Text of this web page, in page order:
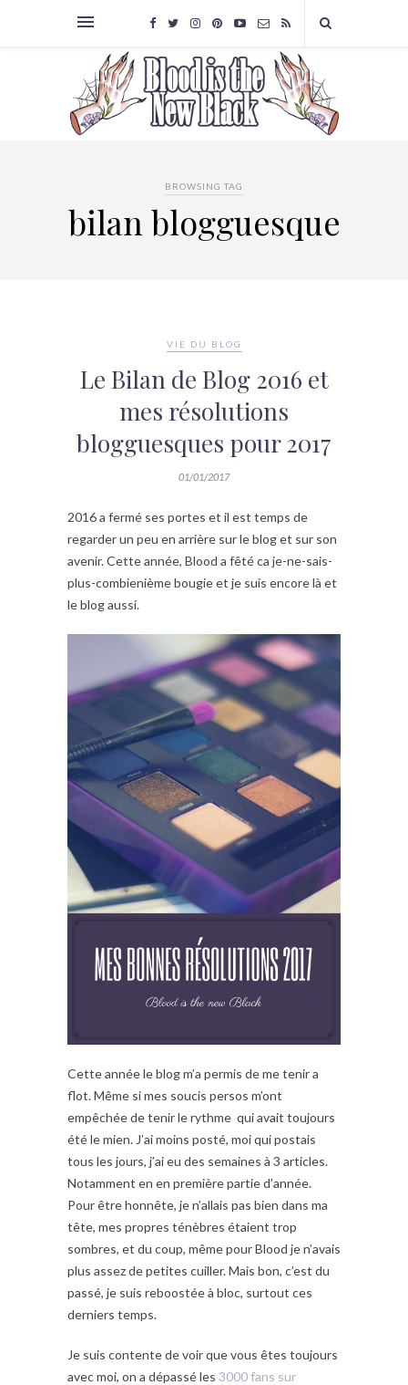
BROWSING TAG
bilan blogguesque
VIE DU BLOG
Le Bilan de Blog 2016 et
mes résolutions
blogguesques pour 2017
01/01/2017
2016 a fermé ses portes et il est temps de
regarder un peu en arrière sur le blog et sur son
avenir. Cette année, Blood a fêté ca je-ne-sais-
plus-combienième bougie et je suis encore là et
le blog aussi.
Cette année le blog m’a permis de me tenir a
flot. Même si mes soucis persos m’ont
empêchée de tenir le rythme qui avait toujours
été le mien. J’ai moins posté, moi qui postais
tous les jours, j’ai eu des semaines à 3 articles.
Notamment en en première partie d’année.
Pour être honnête, je n’allais pas bien dans ma
tête, mes propres ténèbres étaient trop
sombres, et du coup, même pour Blood je n’avais
plus assez de petites cuiller. Mais bon, c’est du
passé, je suis reboostée à bloc, surtout ces
derniers temps.
Je suis contente de voir que vous êtes toujours
avec moi, on a dépassé les 3000 fans sur